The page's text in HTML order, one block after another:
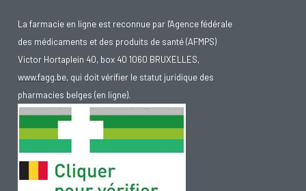
La farmacie en ligne est reconnue par l'Agence fédérale
des médicaments et des produits de santé (AFMPS)
Victor Hortaplein 40, box 40 1060 BRUXELLES,
www.fagg.be, qui doit vérifier le statut juridique des
pharmacies belges (en ligne).